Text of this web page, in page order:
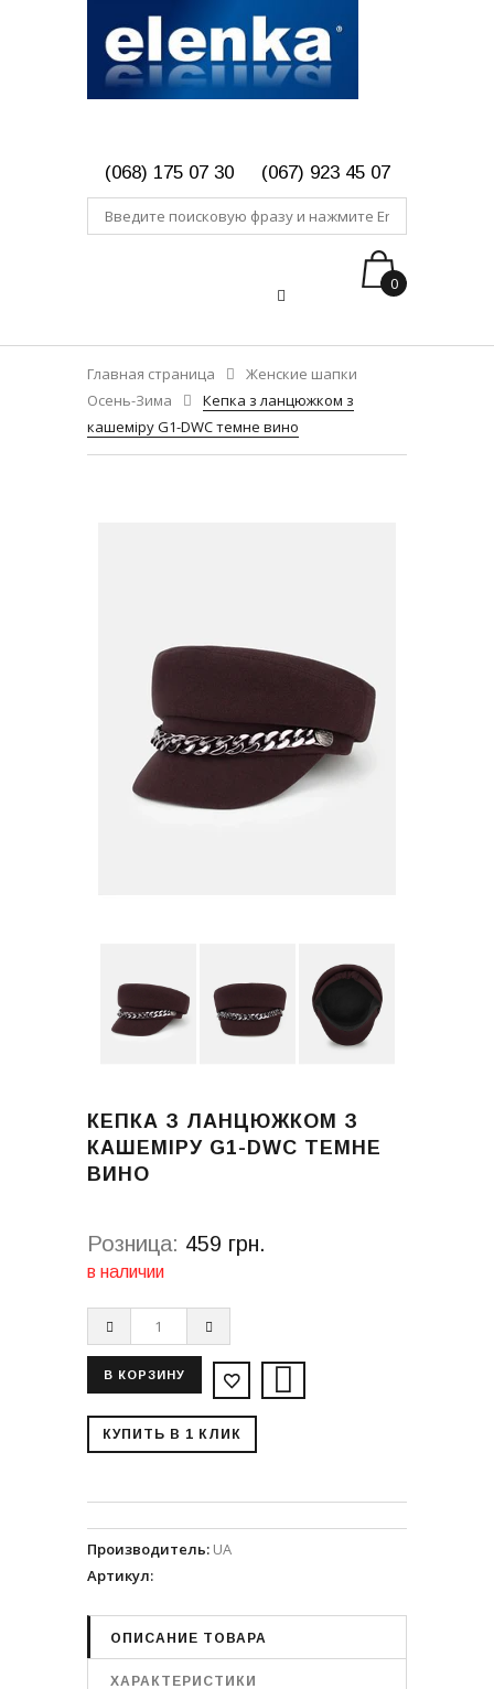
(068) 175 07 30 (067) 923 45 07
0
Главная страница
Женские шапки
Осень-Зима
Кепка з ланцюжком з
кашеміру G1-DWC темне вино
КЕПКА З ЛАНЦЮЖКОМ З
КАШЕМІРУ G1-DWC ТЕМНЕ
ВИНО
Розница: 459 грн.
в наличии
КУПИТЬ В 1 КЛИК
Производитель: UA
Артикул:
ОПИСАНИЕ ТОВАРА
ХАРАКТЕРИСТИКИ